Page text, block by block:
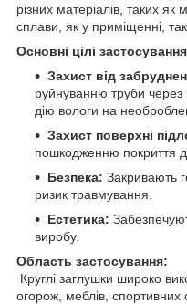
різних матеріалів, таких як
сплави, як у приміщенні, так
Основні цілі
Захист від
руйнуванню труби через
дію вологи на
Захист поверхні
пошкодженню покриття
Безпека: Закривають
ризик травмування.
Естетика:
виробу.
Область застосування:
Круглі заглушки широко
огорож, меблів, спортивних